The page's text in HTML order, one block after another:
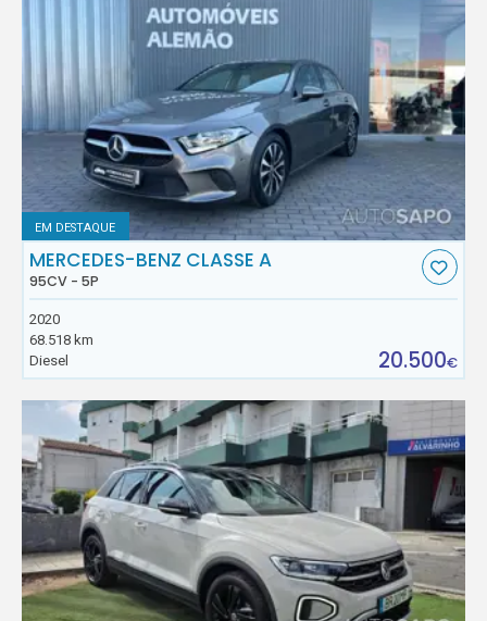
EM DESTAQUE
MERCEDES-BENZ CLASSE A
95CV - 5P
2020
68.518 km
Diesel
20.500€